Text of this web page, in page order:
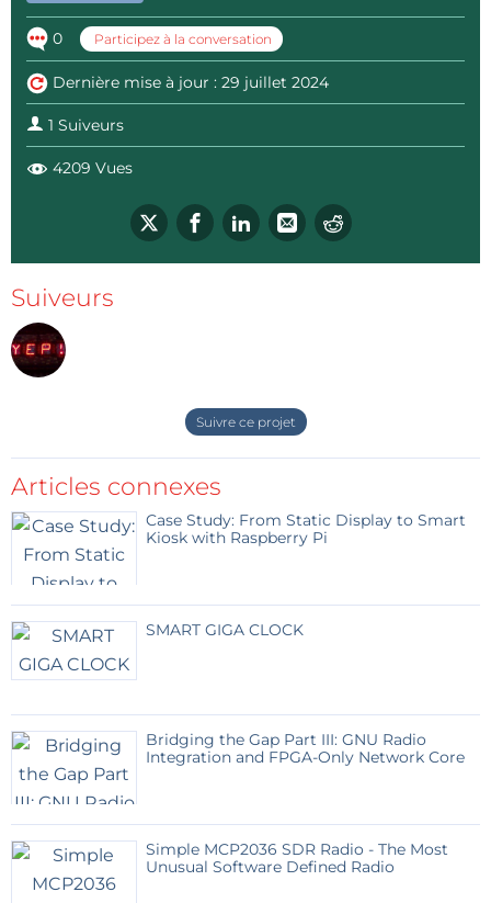
0 Participez à la conversation
Dernière mise à jour : 29 juillet 2024
1 Suiveurs
4209 Vues
Suiveurs
Suivre ce projet
Articles connexes
Case Study: From Static Display to Smart
Kiosk with Raspberry Pi
SMART GIGA CLOCK
Bridging the Gap Part III: GNU Radio
Integration and FPGA-Only Network Core
Simple MCP2036 SDR Radio - The Most
Unusual Software Defined Radio